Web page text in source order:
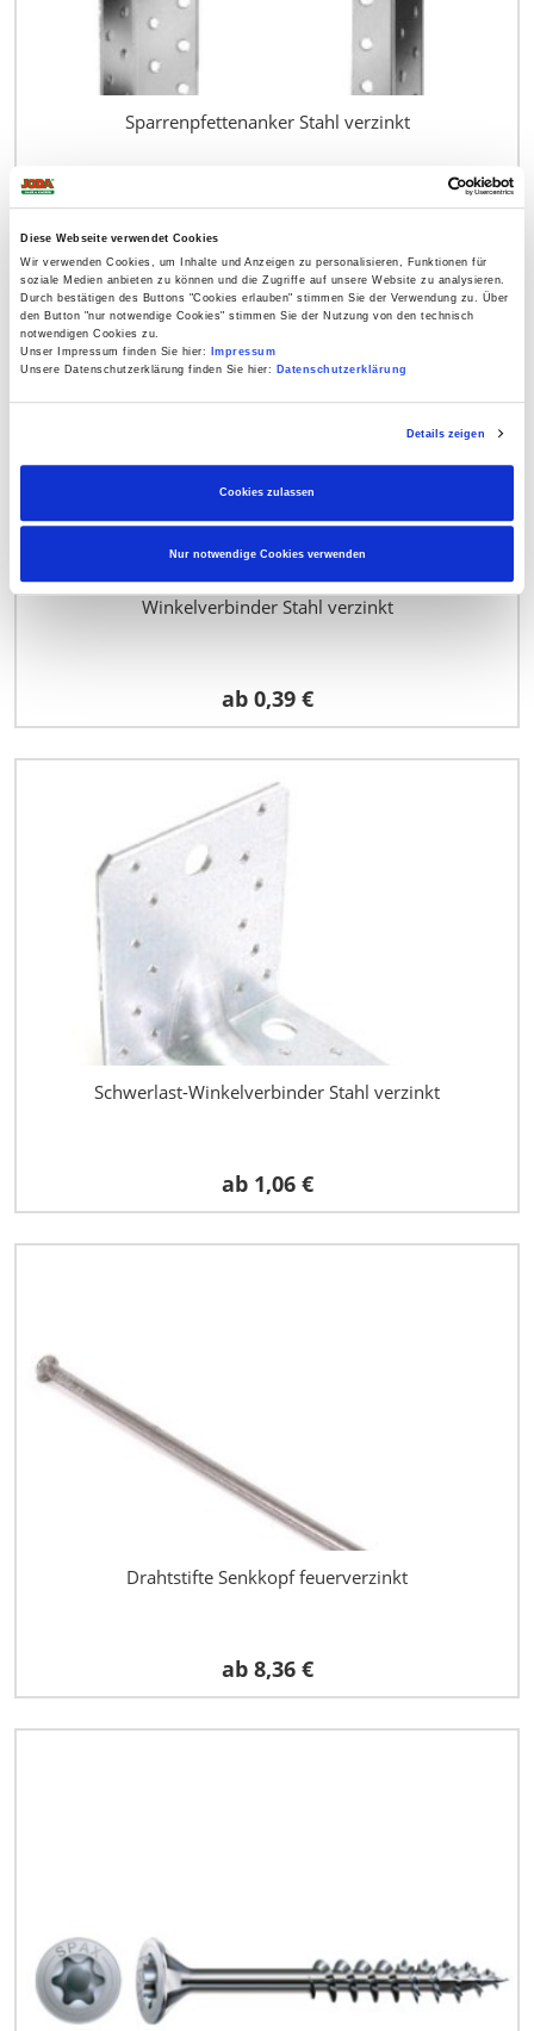
Diese Webseite verwendet Cookies
Wir verwenden Cookies, um Inhalte und Anzeigen zu personalisieren, Funktionen für
soziale Medien anbieten zu können und die Zugriffe auf unsere Website zu analysieren.
Durch bestätigen des Buttons "Cookies erlauben" stimmen Sie der Verwendung zu. Über
den Button "nur notwendige Cookies" stimmen Sie der Nutzung von den technisch
notwendigen Cookies zu.
Unser Impressum finden Sie hier:
Impressum
Unsere Datenschutzerklärung finden Sie hier:
Datenschutzerklärung
Details zeigen
Cookies zulassen
Nur notwendige Cookies verwenden
Sparrenpfettenanker Stahl verzinkt
ab0,99 €
Winkelverbinder Stahl verzinkt
ab 0,39 €
Schwerlast-Winkelverbinder Stahl verzinkt
ab 1,06 €
Drahtstifte Senkkopf feuerverzinkt
ab 8,36 €